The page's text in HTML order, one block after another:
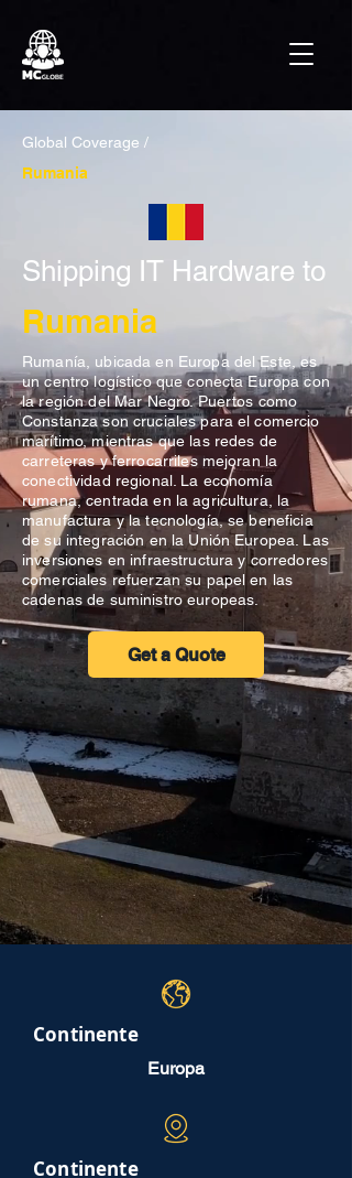
Global Coverage /
Rumania
Shipping IT Hardware to
Rumania
Rumanía, ubicada en Europa del Este, es
un centro logístico que conecta Europa con
la región del Mar Negro. Puertos como
Constanza son cruciales para el comercio
marítimo, mientras que las redes de
carreteras y ferrocarriles mejoran la
conectividad regional. La economía
rumana, centrada en la agricultura, la
manufactura y la tecnología, se beneficia
de su integración en la Unión Europea. Las
inversiones en infraestructura y corredores
comerciales refuerzan su papel en las
cadenas de suministro europeas.
Get a Quote
Continente
Europa
Continente